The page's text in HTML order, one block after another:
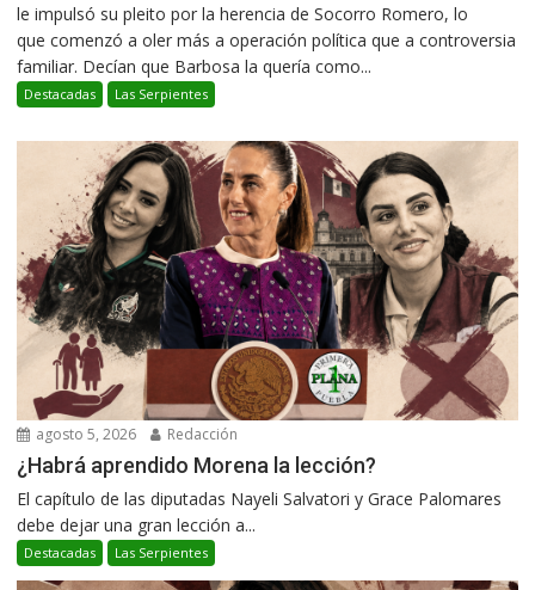
le impulsó su pleito por la herencia de Socorro Romero, lo
que comenzó a oler más a operación política que a controversia
familiar. Decían que Barbosa la quería como...
Destacadas Las Serpientes
agosto 5, 2026 Redacción
¿Habrá aprendido Morena la lección?
El capítulo de las diputadas Nayeli Salvatori y Grace Palomares
debe dejar una gran lección a...
Destacadas Las Serpientes